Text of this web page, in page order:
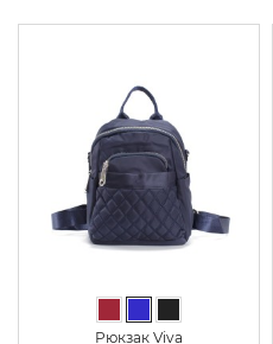
Рюкзак Viva